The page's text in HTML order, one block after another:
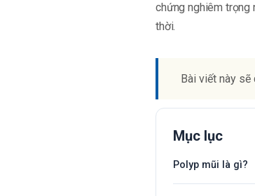
chứng nghiêm trọng
thời.
Bài viết này
Mục lục
Polyp mũi là gì?